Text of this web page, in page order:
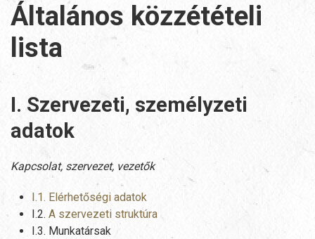
Általános közzétételi
lista
I. Szervezeti, személyzeti
adatok
Kapcsolat, szervezet, vezetők
I.1. Elérhetőségi adatok
I.2. A szervezeti struktúra
I.3. Munkatársak